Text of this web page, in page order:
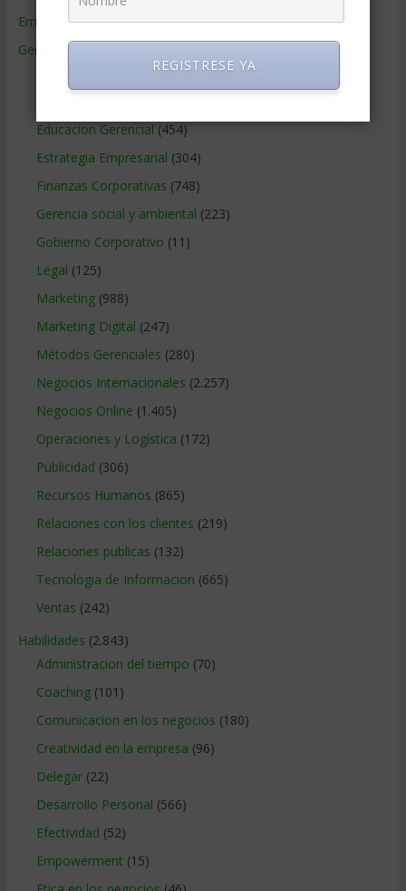
Empresas de Gerencia(38)
Gerencia
Ciencias Económicas(80)
Educacion Gerencial (454)
Estrategia Empresarial (304)
Finanzas Corporativas (748)
Gerencia social y ambiental (223)
Gobierno Corporativo (11)
Legal (125)
Marketing(988)
Marketing Digital (247)
Métodos Gerenciales (280)
Negocios Internacionales (2.257)
Negocios Online (1.405)
Operaciones y Logística (172)
Publicidad (306)
Recursos Humanos (865)
Relaciones con los clientes (219)
Relaciones publicas (132)
Tecnologia de Informacion (665)
Ventas (242)
Habilidades (2.843)
Administracion del tiempo (70)
Coaching(101)
Comunicacion en los negocios (180)
Creatividad en la empresa (96)
Delegar(22)
Desarrollo Personal (566)
Efectividad (52)
Empowerment (15)
REGISTRESE YA